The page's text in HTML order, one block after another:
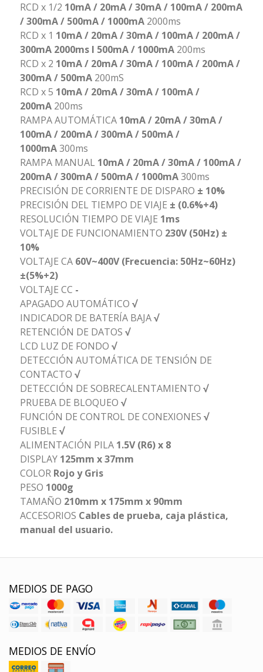
RCD x 1/2 10mA / 20mA / 30mA / 100mA / 200mA
/ 300mA / 500mA / 1000mA2000ms
RCD x 1 10mA / 20mA / 30mA / 100mA / 200mA /
300mA 2000ms I 500mA / 1000mA200ms
RCD x 2 10mA / 20mA / 30mA / 100mA / 200mA /
300mA / 500mA200mS
RCD x 5 10mA / 20mA / 30mA / 100mA /
200mA200ms
RAMPA AUTOMÁTICA10mA / 20mA / 30mA /
100mA / 200mA / 300mA / 500mA /
1000mA300ms
RAMPA MANUAL 10mA / 20mA / 30mA / 100mA /
200mA / 300mA / 500mA / 1000mA300ms
PRECISIÓN DE CORRIENTE DE DISPARO ± 10%
PRECISIÓN DEL TIEMPO DE VIAJE ± (0.6%+4)
RESOLUCIÓN TIEMPO DE VIAJE 1ms
VOLTAJE DE FUNCIONAMIENTO 230V (50Hz) ±
10%
VOLTAJE CA60V~400V (Frecuencia: 50Hz~60Hz)
±(5%+2)
VOLTAJE CC -
APAGADO AUTOMÁTICO √
INDICADOR DE BATERÍA BAJA√
RETENCIÓN DE DATOS √
LCD LUZ DE FONDO √
DETECCIÓN AUTOMÁTICA DE TENSIÓN DE
CONTACTO √
DETECCIÓN DE SOBRECALENTAMIENTO √
PRUEBA DE BLOQUEO √
FUNCIÓN DE CONTROL DE CONEXIONES √
FUSIBLE √
ALIMENTACIÓN PILA 1.5V (R6) x 8
DISPLAY 125mm x 37mm
COLOR Rojo y Gris
PESO 1000g
TAMAÑO 210mm x 175mm x 90mm
ACCESORIOS Cables de prueba, caja plástica,
manual del usuario.
MEDIOS DE PAGO
MEDIOS DE ENVÍO